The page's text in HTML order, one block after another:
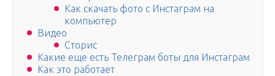
Как скачать фото с Инстаграм на
компьютер
Видео
Сторис
Какие еще есть Телеграм боты для Инстаграм
Как это работает